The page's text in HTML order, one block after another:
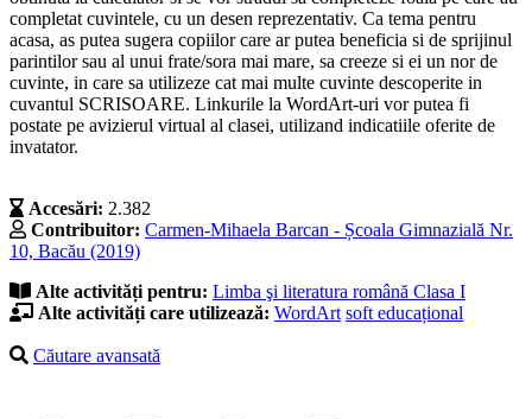
completat cuvintele, cu un desen reprezentativ. Ca tema pentru
acasa, as putea sugera copiilor care ar putea beneficia si de sprijinul
parintilor sau al unui frate/sora mai mare, sa creeze si ei un nor de
cuvinte, in care sa utilizeze cat mai multe cuvinte descoperite in
cuvantul SCRISOARE. Linkurile la WordArt-uri vor putea fi
postate pe avizierul virtual al clasei, utilizand indicatiile oferite de
invatator.
Accesări: 2.382
Contribuitor: Carmen-Mihaela Barcan - Școala Gimnazială Nr.
10, Bacău (2019)
Alte activități pentru: Limba şi literatura română Clasa I
Alte activități care utilizează: WordArt soft educațional
Căutare avansată